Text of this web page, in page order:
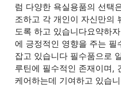
럼 다양한 욕실용품의 선택
조하고 각 개인이 자신만의
도록 하고 있습니다요약하
에 긍정적인 영향을 주는 필
잡고 있습니다 필수품으로
루틴에 필수적인 존재이며,
케어하는데 기여하고 있습